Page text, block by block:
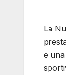
La
e